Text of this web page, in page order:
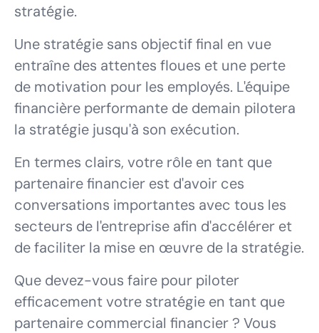
stratégie.
Une stratégie sans objectif final en vue
entraîne des attentes floues et une perte
de motivation pour les employés. L'équipe
financière performante de demain pilotera
la stratégie jusqu'à son exécution.
En termes clairs, votre rôle en tant que
partenaire financier est d'avoir ces
conversations importantes avec tous les
secteurs de l'entreprise afin d'accélérer et
de faciliter la mise en œuvre de la stratégie.
Que devez-vous faire pour piloter
efficacement votre stratégie en tant que
partenaire commercial financier ? Vous